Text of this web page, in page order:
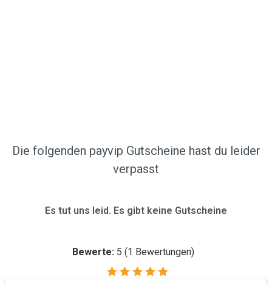
Die folgenden payvip Gutscheine hast du leider
verpasst
Es tut uns leid. Es gibt keine Gutscheine
Bewerte: 5 (1 Bewertungen)